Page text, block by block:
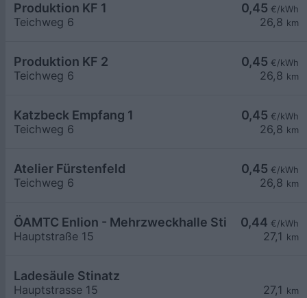
0,45 €/kWh
26,8 km
Produktion KF 1
Teichweg 6
0,45 €/kWh
26,8 km
Produktion KF 2
Teichweg 6
0,45 €/kWh
26,8 km
Katzbeck Empfang 1
Teichweg 6
0,45 €/kWh
26,8 km
Atelier Fürstenfeld
Teichweg 6
0,44 €/kWh
27,1 km
ÖAMTC Enlion - Mehrzweckhalle Stinatz
Hauptstraße 15
27,1 km
Ladesäule Stinatz
Hauptstrasse 15